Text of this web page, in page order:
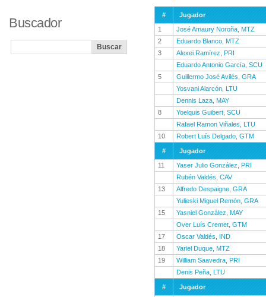
#
Jugador
1
José Amaury Noroña MTZ
2
Eduardo Blanco MTZ
3
Alexei Ramírez
PRI
Eduardo Antonio García SCU
5
Guillermo José Avilés GRA
Yosvani Alarcón LTU
Dennis Laza MAY
8
Yoelquis Guibert SCU
Rafael Ramon Viñales
LTU
10
Robert Luís Delgado GTM
#
Jugador
11
Yaser Julio González
PRI
Rubén Valdés CAV
13
Alfredo Despaigne GRA
Yulieski Miguel Remón GRA
15
Yasniel González
MAY
Over Luís Cremet GTM
17
Oscar Valdés
IND
18
Yariel Duque MTZ
19
William Saavedra PRI
Denis Peña LTU
#
Jugador
Buscador